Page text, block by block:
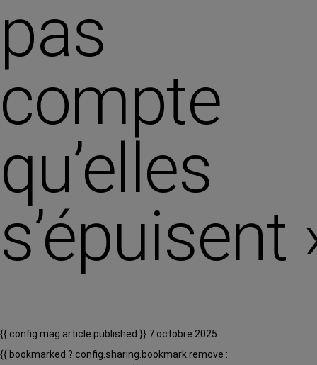
pas
compte
qu’elles
s’épuisent
{{ config.mag.article.published }} 7 octobre 2025
{{ bookmarked ? config.sharing.bookmark.remove :